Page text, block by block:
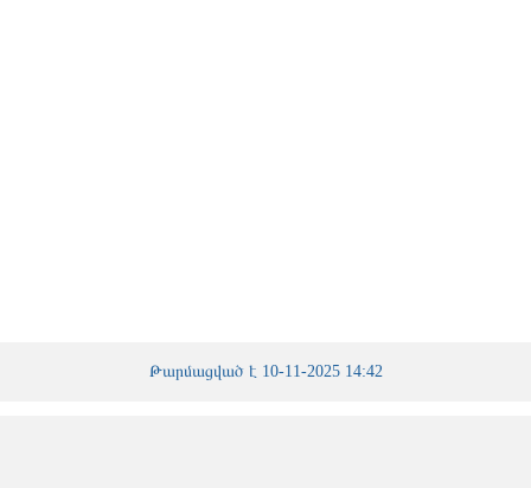
Թարմացված է 10-11-2025 14:42